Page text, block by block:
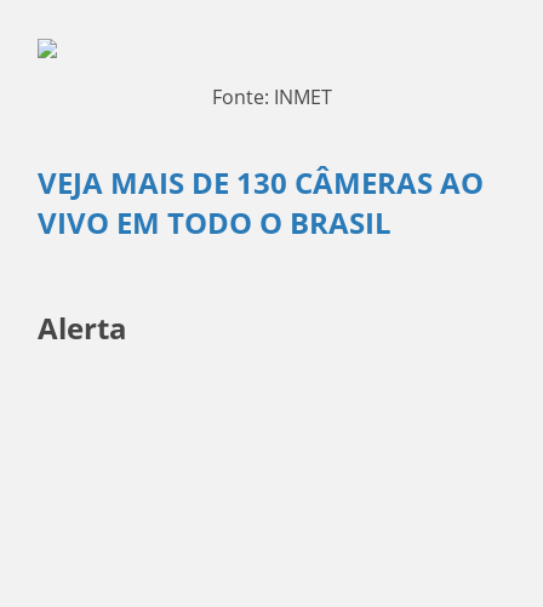
Fonte: INMET
VEJA MAIS DE 130 CÂMERAS AO
VIVO EM TODO O BRASIL
Alerta